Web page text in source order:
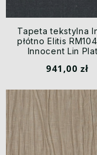
Tapeta tekstylna
płótno Elitis
Innocent Lin
941,00 zł